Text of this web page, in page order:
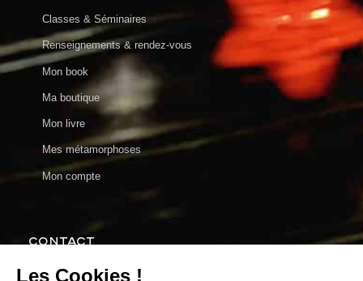
CONTACT
charlie@charlieenparticulier.com
Classes & Séminaires
Renseignements & rendez-vous
Mon book
Ma boutique
Mon livre
Mes métamorphoses
Mon compte